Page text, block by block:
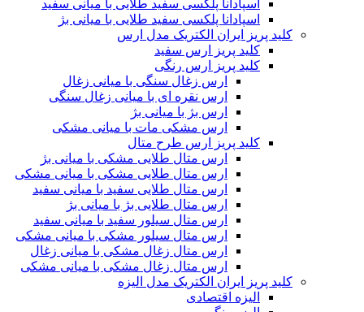
اسپادانا پلکسی سفید طلایی با میانی سفید
اسپادانا پلکسی سفید طلایی با میانی بژ
کلید پریز ایران الکتریک مدل ارس
کلید پریز ارس سفید
کلید پریز ارس رنگی
ارس زغال سنگی با میانی زغال
ارس نقره ای با میانی زغال سنگی
ارس بژ با میانی بژ
ارس مشکی مات با میانی مشکی
کلید پریز ارس طرح متال
ارس متال طلایی مشکی با میانی بژ
ارس متال طلایی مشکی با میانی مشکی
ارس متال طلایی سفید با میانی سفید
ارس متال طلایی بژ با میانی بژ
ارس متال سیلور سفید با میانی سفید
ارس متال سیلور مشکی با میانی مشکی
ارس متال زغال مشکی با میانی زغال
ارس متال زغال مشکی با میانی مشکی
کلید پریز ایران الکتریک مدل الیزه
الیزه اقتصادی